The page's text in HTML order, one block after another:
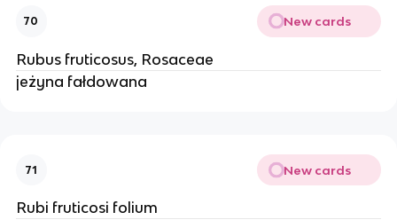
70 New cards
Rubus fruticosus, Rosaceae
jeżyna fałdowana
71 New cards
Rubi fruticosi folium